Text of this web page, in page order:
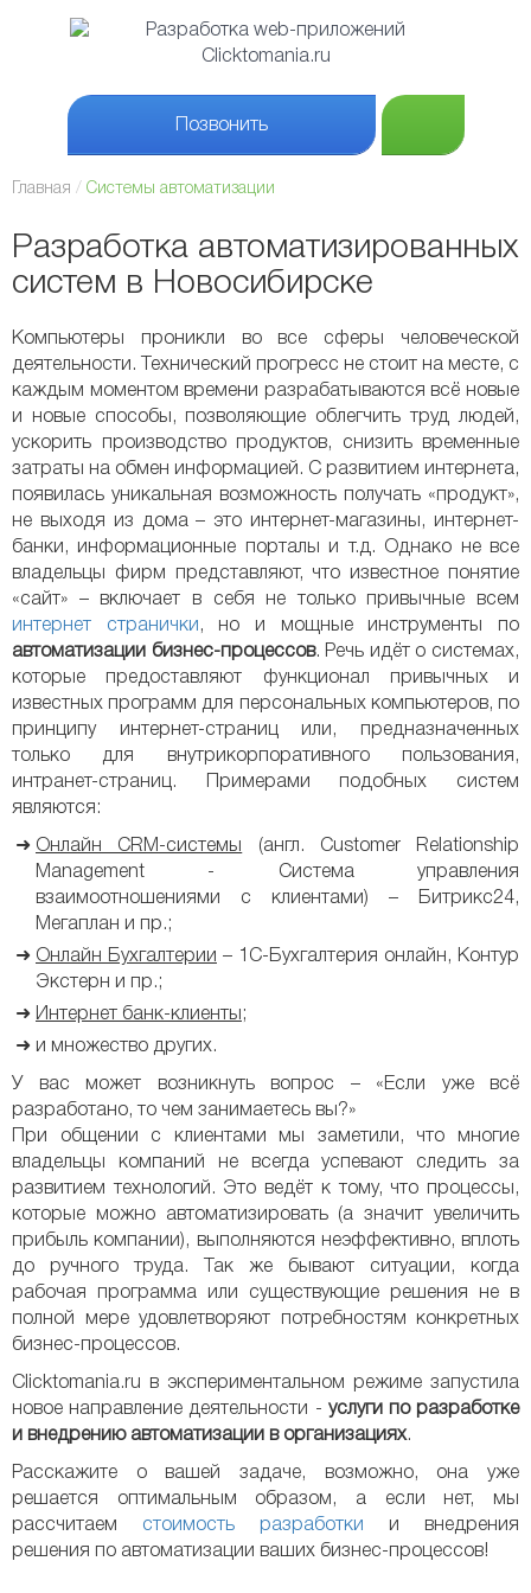
Позвонить
Главная Системы автоматизации
Разработка автоматизированных
систем в Новосибирске
Компьютеры проникли во все сферы человеческой
деятельности. Технический прогресс не стоит на месте, с
каждым моментом времени разрабатываются всё новые
и новые способы, позволяющие облегчить труд людей,
ускорить производство продуктов, снизить временные
затраты на обмен информацией. С развитием интернета,
появилась уникальная возможность получать «продукт»,
не выходя из дома – это интернет-магазины, интернет-
банки, информационные порталы и т.д. Однако не все
владельцы фирм представляют, что известное понятие
«сайт» – включает в себя не только привычные всем
интернет странички , но и мощные инструменты по
автоматизации бизнес-процессов. Речь идёт о системах,
которые предоставляют функционал привычных и
известных программ для персональных компьютеров, по
принципу интернет-страниц или, предназначенных
только для внутрикорпоративного пользования,
интранет-страниц. Примерами подобных систем
являются:
Онлайн CRM-системы
(англ. Customer Relationship
Management - Система управления
взаимоотношениями с клиентами) – Битрикс24,
Мегаплан и пр.;
Онлайн Бухгалтерии – 1С-Бухгалтерия онлайн, Контур
Экстерн и пр.;
Интернет банк-клиенты ;
и множество других.
У вас может возникнуть вопрос – «Если уже всё
разработано, то чем занимаетесь вы?»
При общении с клиентами мы заметили, что многие
владельцы компаний не всегда успевают следить за
развитием технологий. Это ведёт к тому, что процессы,
которые можно автоматизировать (а значит увеличить
прибыль компании), выполняются неэффективно, вплоть
до ручного труда. Так же бывают ситуации, когда
рабочая программа или существующие решения не в
полной мере удовлетворяют потребностям конкретных
бизнес-процессов.
Clicktomania.ru в экспериментальном режиме запустила
новое направление деятельности - услуги по разработке
и внедрению автоматизации в организациях.
Расскажите о вашей задаче, возможно, она уже
решается оптимальным образом, а если нет, мы
рассчитаем стоимость разработки
и внедрения
решения по автоматизации ваших бизнес-процессов!